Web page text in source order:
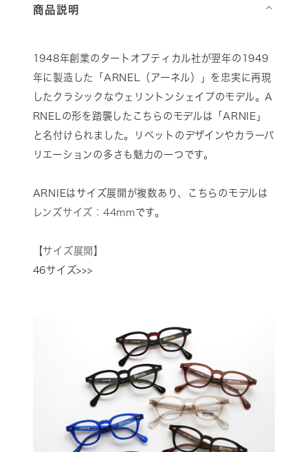
商品説明 ⌵
1948年創業のタートオプティカル社が翌年の1949
年に製造した「ARNEL（アーネル）」を忠実に再現
したクラシックなウェリントンシェイプのモデル。A
RNELの形を踏襲したこちらのモデルは「ARNIE」
と名付けられました。リベットのデザインやカラーバ
リエーションの多さも魅力の一つです。
ARNIEはサイズ展開が複数あり、こちらのモデルは
レンズサイズ：44mmです。
【サイズ展開】
46サイズ>>>